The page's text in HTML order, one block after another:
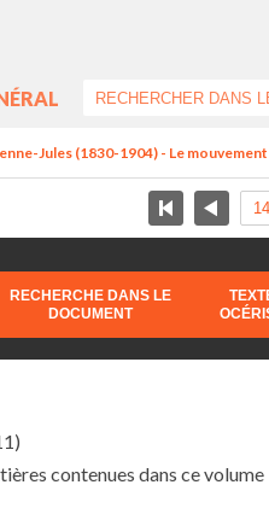
Jules (1830-1904) - Le mouvement
RECHERCHE DANS LE
DOCUMENT
contenues dans ce volume